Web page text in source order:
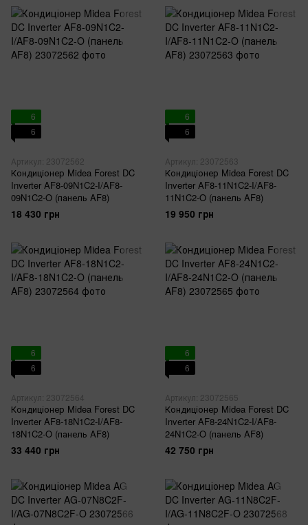
6
6
Артикул: 23072562
Кондиціонер Midea Forest DC
Inverter AF8-09N1C2-I/AF8-
09N1C2-O (панель AF8)
18 430 грн
6
6
Артикул: 23072563
Кондиціонер Midea Forest DC
Inverter AF8-11N1C2-I/AF8-
11N1C2-O (панель AF8)
19 950 грн
6
6
Артикул: 23072564
Кондиціонер Midea Forest DC
Inverter AF8-18N1C2-I/AF8-
18N1C2-O (панель AF8)
33 440 грн
6
6
Артикул: 23072565
Кондиціонер Midea Forest DC
Inverter AF8-24N1C2-I/AF8-
24N1C2-O (панель AF8)
42 750 грн